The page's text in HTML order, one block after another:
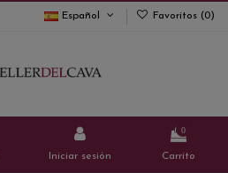
Español Favoritos (0)
Iniciar sesión
0
Carrito